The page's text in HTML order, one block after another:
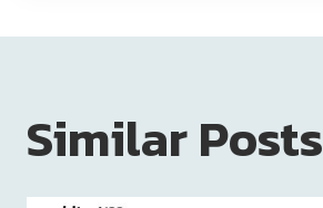
Similar Posts